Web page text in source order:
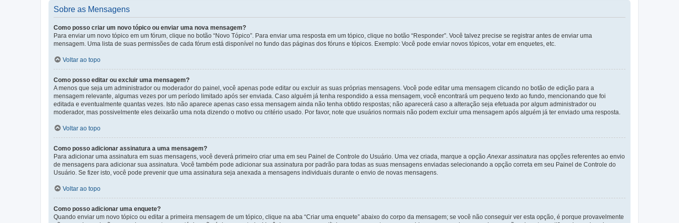
Sobre as Mensagens
Como posso criar um novo tópico ou enviar uma nova mensagem?
Para enviar um novo tópico em um fórum, clique no botão “Novo Tópico”. Para enviar uma resposta em um tópico, clique no botão “Responder”. Você talvez precise se registrar antes de enviar uma
mensagem. Uma lista de suas permissões de cada fórum está disponível no fundo das páginas dos fóruns e tópicos. Exemplo: Você pode enviar novos tópicos, votar em enquetes, etc.
Voltar ao topo
Como posso editar ou excluir uma mensagem?
A menos que seja um administrador ou moderador do painel, você apenas pode editar ou excluir as suas próprias mensagens. Você pode editar uma mensagem clicando no botão de edição para a
mensagem relevante, algumas vezes por um período limitado após ser enviada. Caso alguém já tenha respondido a essa mensagem, você encontrará um pequeno texto ao fundo, mencionando que foi
editada e eventualmente quantas vezes. Isto não aparece apenas caso essa mensagem ainda não tenha obtido respostas; não aparecerá caso a alteração seja efetuada por algum administrador ou
moderador, mas possivelmente eles deixarão uma nota dizendo o motivo ou critério usado. Por favor, note que usuários normais não podem excluir uma mensagem após alguém já ter enviado uma resposta.
Voltar ao topo
Como posso adicionar assinatura a uma mensagem?
Para adicionar uma assinatura em suas mensagens, você deverá primeiro criar uma em seu Painel de Controle do Usuário. Uma vez criada, marque a opção Anexar assinatura nas opções referentes ao envio
de mensagens para adicionar sua assinatura. Você também pode adicionar sua assinatura por padrão para todas as suas mensagens enviadas selecionando a opção correta em seu Painel de Controle do
Usuário. Se fizer isto, você pode prevenir que uma assinatura seja anexada a mensagens individuais durante o envio de novas mensagens.
Voltar ao topo
Como posso adicionar uma enquete?
Quando enviar um novo tópico ou editar a primeira mensagem de um tópico, clique na aba “Criar uma enquete” abaixo do corpo da mensagem; se você não conseguir ver esta opção, é porque provavelmente